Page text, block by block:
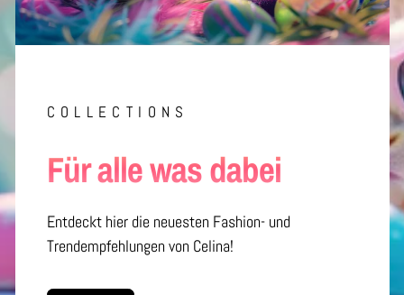
COLLECTIONS
Für alle was dabei
Entdeckt hier die neuesten Fashion- und
Trendempfehlungen von Celina!